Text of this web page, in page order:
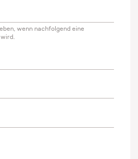
wenn nachfolgend eine